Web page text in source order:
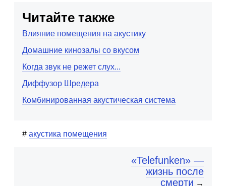
Читайте также
Влияние помещения на акустику
Домашние кинозалы со вкусом
Когда звук не режет слух...
Диффузор Шредера
Комбинированная акустическая система
акустика помещения
«Telefunken» —
жизнь после
смерти →